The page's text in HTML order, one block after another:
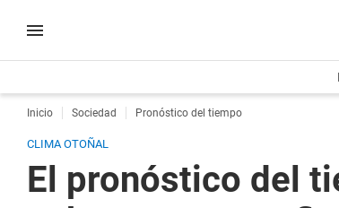
Inicio Sociedad Pronóstico del tiempo
CLIMA OTOÑAL
El pronóstico del